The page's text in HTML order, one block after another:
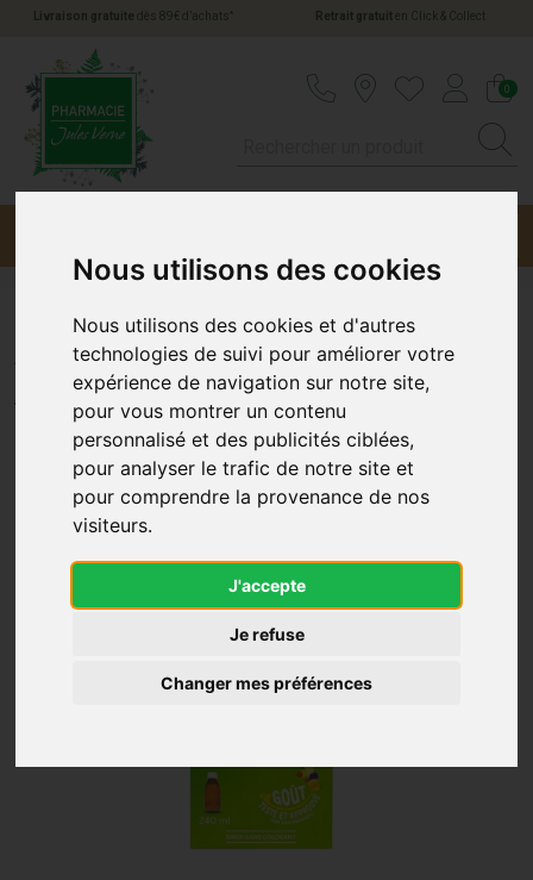
Nous utilisons des cookies
Nous utilisons des cookies et d'autres
technologies de suivi pour améliorer votre
expérience de navigation sur notre site,
pour vous montrer un contenu
personnalisé et des publicités ciblées,
pour analyser le trafic de notre site et
pour comprendre la provenance de nos
visiteurs.
J'accepte
Je refuse
Changer mes préférences
Livraison gratuite dès 89€ d’achats * Retrait gratuiten Click & Collect
0
Alvityl Defenses Sp Fl/240Ml
ALVITYL